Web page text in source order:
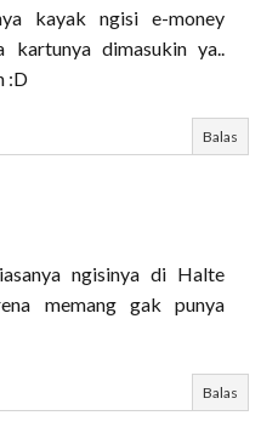
kayak ngisi e-money
kartunya dimasukin ya..
:D
Balas
ngisinya di Halte
memang gak punya
Balas